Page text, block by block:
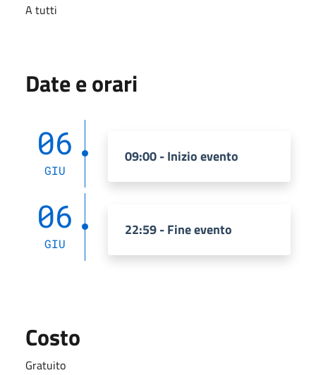
A tutti
Date e orari
06
GIU
09:00 - Inizio evento
06
GIU
22:59 - Fine evento
Costo
Gratuito